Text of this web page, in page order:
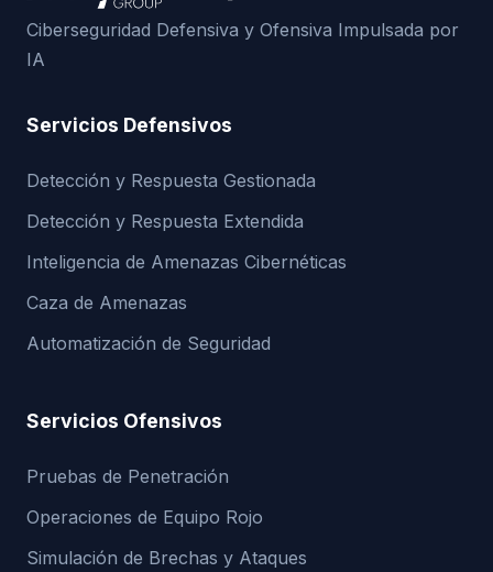
Ciberseguridad Defensiva y Ofensiva Impulsada por
IA
Servicios Defensivos
Detección y Respuesta Gestionada
Detección y Respuesta Extendida
Inteligencia de Amenazas Cibernéticas
Caza de Amenazas
Automatización de Seguridad
Servicios Ofensivos
Pruebas de Penetración
Operaciones de Equipo Rojo
Simulación de Brechas y Ataques